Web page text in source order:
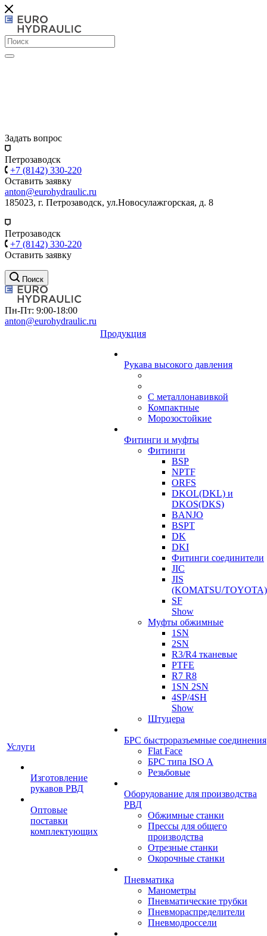
Задать вопрос
Петрозаводск
+7 (8142) 330-220
Оставить заявку
anton@eurohydraulic.ru
185023, г. Петрозаводск, ул.Новосулажгорская, д. 8
Петрозаводск
+7 (8142) 330-220
Оставить заявку
Поиск
Пн-Пт: 9:00-18:00
anton@eurohydraulic.ru
Услуги
Изготовление
рукавов РВД
Оптовые
поставки
комплектующих
Продукция
Рукава высокого давления
С металлонавивкой
Компактные
Морозостойкие
Фитинги и муфты
Фитинги
BSP
NPTF
ORFS
DKOL(DKL) и
DKOS(DKS)
BANJO
BSPT
DK
DKI
Фитинги соединители
JIC
JIS
(KOMATSU/TOYOTA)
SF
Show
Муфты обжимные
1SN
2SN
R3/R4 тканевые
PTFE
R7 R8
1SN 2SN
4SP/4SH
Show
Штуцера
БРС быстроразъемные соединения
Flat Face
БРС типа ISO A
Резьбовые
Оборудование для производства
РВД
Обжимные станки
Прессы для общего
производства
Отрезные станки
Окорочные станки
Пневматика
Манометры
Пневматические трубки
Пневмораспределители
Пневмодроссели